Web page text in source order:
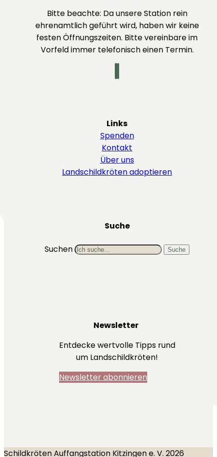
Bitte beachte: Da unsere Station rein
ehrenamtlich geführt wird, haben wir keine
festen Öffnungszeiten. Bitte vereinbare im
Vorfeld immer telefonisch einen Termin.
Links
Spenden
Kontakt
Über uns
Landschildkröten adoptieren
Suche
Suchen Suche
Newsletter
Entdecke wertvolle Tipps rund
um Landschildkröten!
Newsletter abonnieren
Schildkröten Auffangstation Kitzingen e. V. 2026